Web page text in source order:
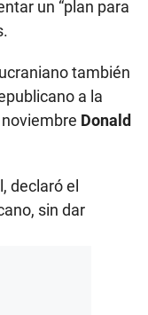
un “plan para
también
a la
Donald
declaró el
sin dar